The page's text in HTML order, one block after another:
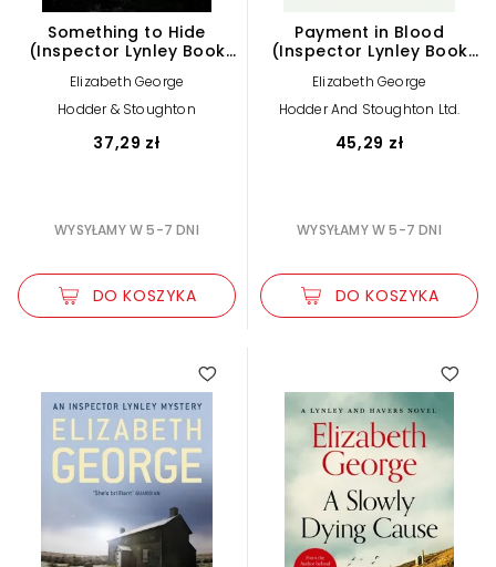
Something to Hide
(Inspector Lynley Book
Elizabeth George
Hodder & Stoughton
37,29 zł
WYSYŁAMY W 5-7 DNI
DO KOSZYKA
Payment in Blood
(Inspector Lynley Book
Elizabeth George
Hodder And Stoughton Ltd.
45,29 zł
WYSYŁAMY W 5-7 DNI
DO KOSZYKA